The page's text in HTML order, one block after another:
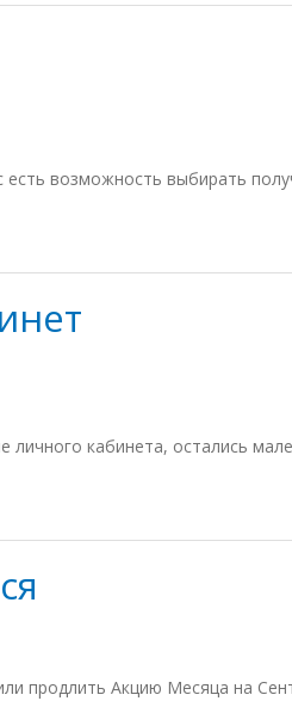
возможность выбирать
кабинета, остались
продлить Акцию Месяца на